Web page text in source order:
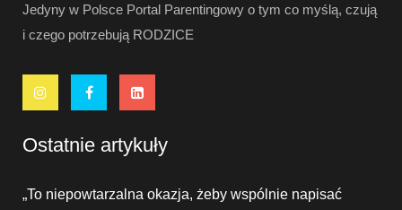
Jedyny w Polsce Portal Parentingowy o tym co myślą, czują
i czego potrzebują RODZICE
Ostatnie artykuły
„To niepowtarzalna okazja, żeby wspólnie napisać